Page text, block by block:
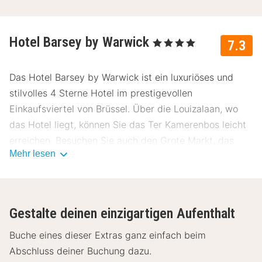
7.3
Hotel Barsey by Warwick , 4 Sterne
Das Hotel Barsey by Warwick ist ein luxuriöses und
stilvolles 4 Sterne Hotel im prestigevollen
Einkaufsviertel von Brüssel. Über die Louizalaan, wo
das Hotel liegt, können Sie das Ter Kamerenbos leicht
erreichen. Besuchen Sie auch den Grote Markt, das
Atomium, den Manneken Pis und das Königliche
eingerichtet. Der französische Designer Jacques
Garcia hat Einflüsse aus dem neoklassischen und
napoleonischen Stil mit warmen Farben kombiniert. Die
Mehr lesen
Gestalte deinen einzigartigen Aufenthalt
Buche eines dieser Extras ganz einfach beim
Abschluss deiner Buchung dazu.